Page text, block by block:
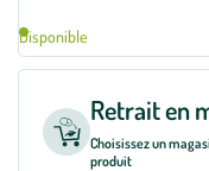
Disponible
Retrait en
Choisissez un
produit